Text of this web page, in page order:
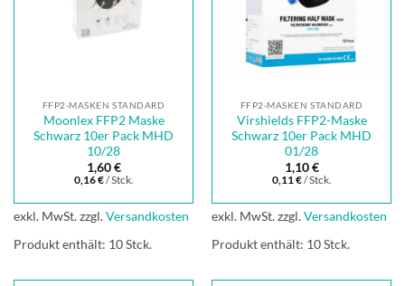
FFP2-MASKEN STANDARD
Moonlex FFP2 Maske
Schwarz 10er Pack MHD
10/28
1,60€
0,16€/Stck.
exkl. MwSt.zzgl.Versandkosten
Produkt enthält: 10Stck.
FFP2-MASKEN STANDARD
Virshields FFP2-Maske
Schwarz 10er Pack MHD
01/28
1,10€
0,11€/Stck.
exkl. MwSt.zzgl.Versandkosten
Produkt enthält: 10Stck.